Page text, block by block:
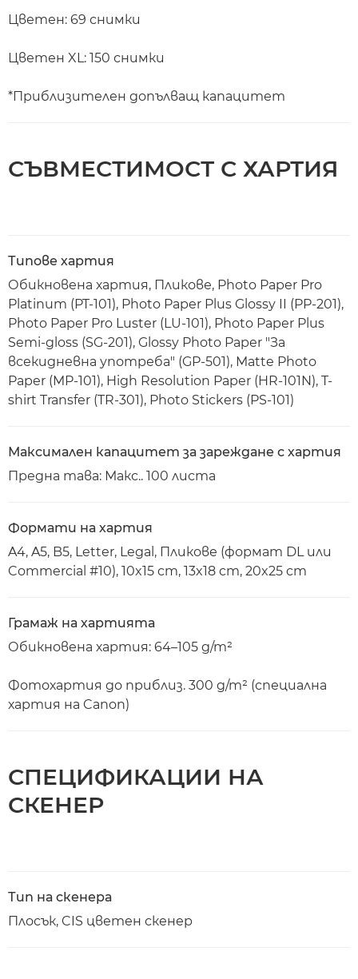
Цветен: 69 снимки
Цветен XL: 150 снимки
*Приблизителен допълващ капацитет
СЪВМЕСТИМОСТ С ХАРТИЯ
Типове хартия
Обикновена хартия, Пликове, Photo Paper Pro
Platinum (PT-101), Photo Paper Plus Glossy II (PP-201),
Photo Paper Pro Luster (LU-101), Photo Paper Plus
Semi-gloss (SG-201), Glossy Photo Paper "За
всекидневна употреба" (GP-501), Matte Photo
Paper (MP-101), High Resolution Paper (HR-101N), T-
shirt Transfer (TR-301), Photo Stickers (PS-101)
Максимален капацитет за зареждане с хартия
Предна тава: Макс.. 100 листа
Формати на хартия
A4, A5, B5, Letter, Legal, Пликове (формат DL или
Commercial #10), 10x15 cm, 13x18 cm, 20x25 cm
Грамаж на хартията
Обикновена хартия: 64–105 g/m²
Фотохартия до приблиз. 300 g/m² (специална
хартия на Canon)
СПЕЦИФИКАЦИИ НА
СКЕНЕР
Тип на скенера
Плосък, CIS цветен скенер